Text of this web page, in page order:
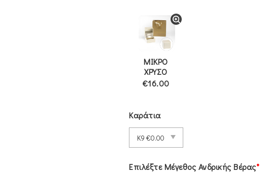
ΜΙΚΡΟ
ΧΡΥΣΟ
€16.00
Καράτια
Επιλέξτε Μέγεθος Ανδρικής Βέρας*